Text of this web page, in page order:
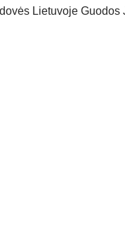
Lietuvoje